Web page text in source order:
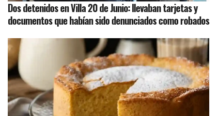
Dos detenidos en Villa 20 de Junio: llevaban tarjetas y
documentos que habían sido denunciados como robados